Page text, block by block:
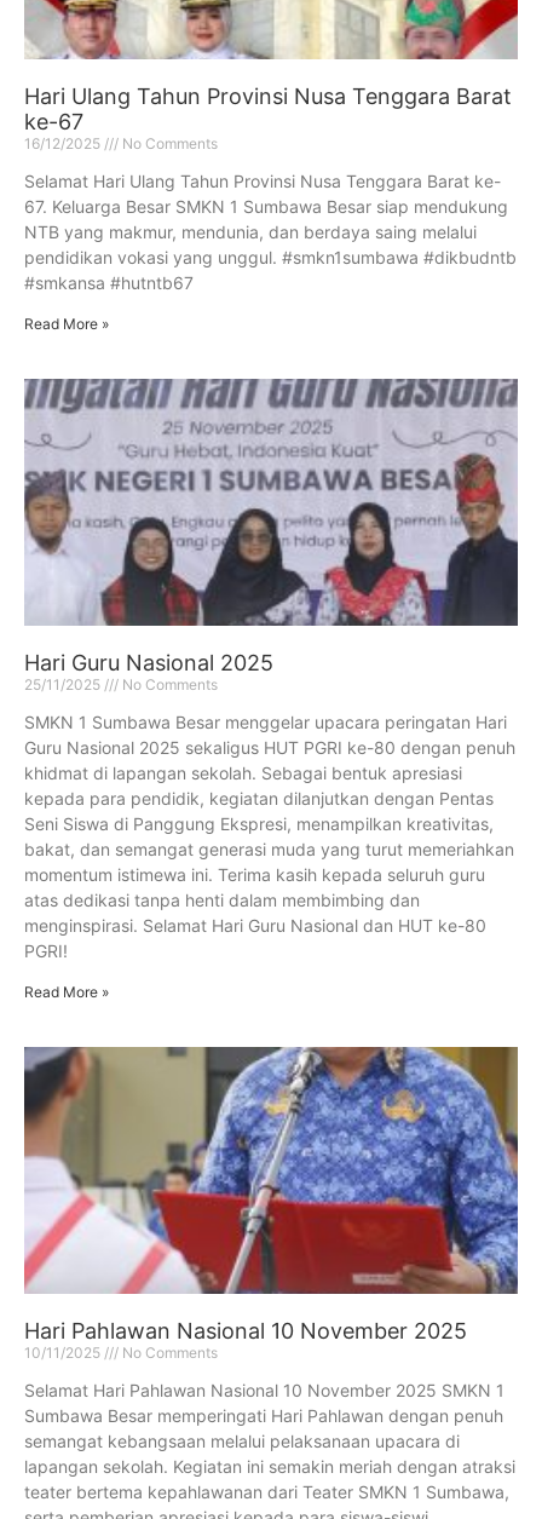
Hari Ulang Tahun Provinsi Nusa Tenggara Barat
ke-67
16/12/2025 No Comments
Selamat Hari Ulang Tahun Provinsi Nusa Tenggara Barat ke-
67. Keluarga Besar SMKN 1 Sumbawa Besar siap mendukung
NTB yang makmur, mendunia, dan berdaya saing melalui
pendidikan vokasi yang unggul. #smkn1sumbawa #dikbudntb
#smkansa #hutntb67
Read More »
Hari Guru Nasional 2025
25/11/2025 No Comments
SMKN 1 Sumbawa Besar menggelar upacara peringatan Hari
Guru Nasional 2025 sekaligus HUT PGRI ke-80 dengan penuh
khidmat di lapangan sekolah. Sebagai bentuk apresiasi
kepada para pendidik, kegiatan dilanjutkan dengan Pentas
Seni Siswa di Panggung Ekspresi, menampilkan kreativitas,
bakat, dan semangat generasi muda yang turut memeriahkan
momentum istimewa ini. Terima kasih kepada seluruh guru
atas dedikasi tanpa henti dalam membimbing dan
menginspirasi. Selamat Hari Guru Nasional dan HUT ke-80
PGRI!
Read More »
Hari Pahlawan Nasional 10 November 2025
10/11/2025 No Comments
Selamat Hari Pahlawan Nasional 10 November 2025 SMKN 1
Sumbawa Besar memperingati Hari Pahlawan dengan penuh
semangat kebangsaan melalui pelaksanaan upacara di
lapangan sekolah. Kegiatan ini semakin meriah dengan atraksi
teater bertema kepahlawanan dari Teater SMKN 1 Sumbawa,